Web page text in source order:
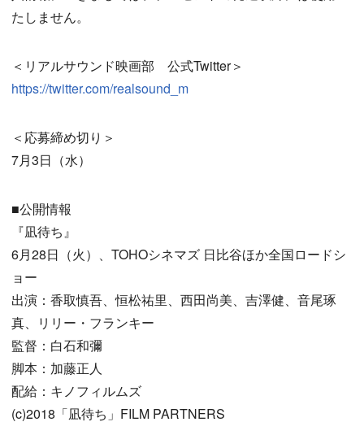
たしません。
＜リアルサウンド映画部 公式Twitter＞
https://twitter.com/realsound_m
＜応募締め切り＞
7月3日（水）
■公開情報
『凪待ち』
6月28日（火）、TOHOシネマズ 日比谷ほか全国ロードシ
ョー
出演：香取慎吾、恒松祐里、西田尚美、吉澤健、音尾琢
真、リリー・フランキー
監督：白石和彌
脚本：加藤正人
配給：キノフィルムズ
(c)2018「凪待ち」FILM PARTNERS